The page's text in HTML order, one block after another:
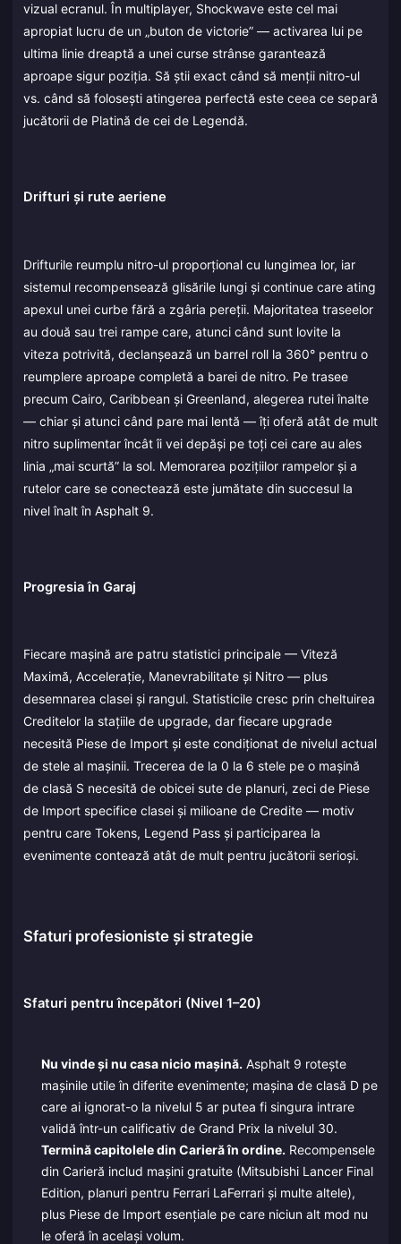
vizual ecranul. În multiplayer, Shockwave este cel mai
apropiat lucru de un „buton de victorie” — activarea lui pe
ultima linie dreaptă a unei curse strânse garantează
aproape sigur poziția. Să știi exact când să menții nitro-ul
vs. când să folosești atingerea perfectă este ceea ce separă
jucătorii de Platină de cei de Legendă.
Drifturi și rute aeriene
Drifturile reumplu nitro-ul proporțional cu lungimea lor, iar
sistemul recompensează glisările lungi și continue care ating
apexul unei curbe fără a zgâria pereții. Majoritatea traseelor
au două sau trei rampe care, atunci când sunt lovite la
viteza potrivită, declanșează un barrel roll la 360° pentru o
reumplere aproape completă a barei de nitro. Pe trasee
precum Cairo, Caribbean și Greenland, alegerea rutei înalte
— chiar și atunci când pare mai lentă — îți oferă atât de mult
nitro suplimentar încât îi vei depăși pe toți cei care au ales
linia „mai scurtă” la sol. Memorarea pozițiilor rampelor și a
rutelor care se conectează este jumătate din succesul la
nivel înalt în Asphalt 9.
Progresia în Garaj
Fiecare mașină are patru statistici principale — Viteză
Maximă, Accelerație, Manevrabilitate și Nitro — plus
desemnarea clasei și rangul. Statisticile cresc prin cheltuirea
Creditelor la stațiile de upgrade, dar fiecare upgrade
necesită Piese de Import și este condiționat de nivelul actual
de stele al mașinii. Trecerea de la 0 la 6 stele pe o mașină
de clasă S necesită de obicei sute de planuri, zeci de Piese
de Import specifice clasei și milioane de Credite — motiv
pentru care Tokens, Legend Pass și participarea la
evenimente contează atât de mult pentru jucătorii serioși.
Sfaturi profesioniste și strategie
Sfaturi pentru începători (Nivel 1–20)
Nu vinde și nu casa nicio mașină. Asphalt 9 rotește
mașinile utile în diferite evenimente; mașina de clasă D pe
care ai ignorat-o la nivelul 5 ar putea fi singura intrare
validă într-un calificativ de Grand Prix la nivelul 30.
Termină capitolele din Carieră în ordine. Recompensele
din Carieră includ mașini gratuite (Mitsubishi Lancer Final
Edition, planuri pentru Ferrari LaFerrari și multe altele),
plus Piese de Import esențiale pe care niciun alt mod nu
le oferă în același volum.